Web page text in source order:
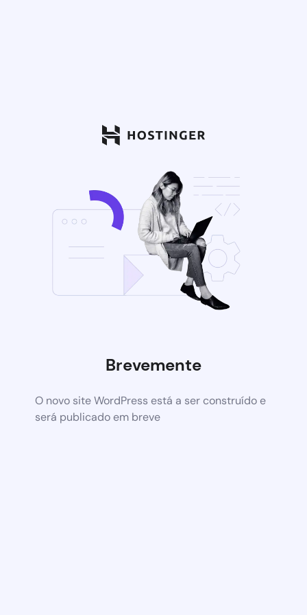
Brevemente
O novo site WordPress está a ser construído e
será publicado em breve